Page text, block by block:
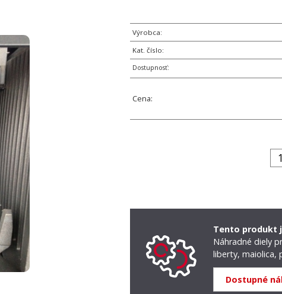
Výrobca:
Kat. číslo:
Dostupnosť:
Cena:
Tento produkt
Náhradné diely
liberty, maiolica,
Dostupné